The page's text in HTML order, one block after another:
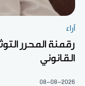
آراء
رقمنة المحرر
القانوني
08-08-2026